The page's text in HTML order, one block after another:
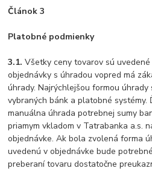
Článok 3
Platobné podmienky
3.1. Všetky ceny tovarov sú
objednávky s úhradou vopred má
úhrady. Najrýchlejšou formou
vybraných bánk a platobné systémy.
manuálna úhrada potrebnej sumy
priamym vkladom v Tatrabanka a.s.
objednávke. Ak bola zvolená forma
uvedenú v objednávke bude
preberaní tovaru dostatočne